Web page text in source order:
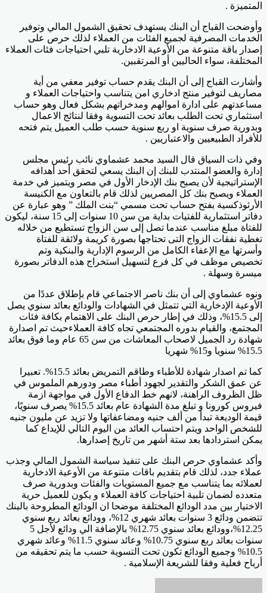
المتميزة .
وأوضحت القباج أن البنك يستهدف تحقيق الشمول المالي وتوفير
الخدمات المصرفية لجميع الفئات من العملاء لذلك حرص على
إصدار باقة متنوعة من الأوعية الادخارية تلبي احتياجات فئات العملاء
المختلفة، سواء الحاليين أو المرتقبين.
وأشارت القباج إلى أن البنك يقدم حساب توفير معفي من أية
مصاريف لتوفير منتج ادخاري امن يتناسب واحتياجات العملاء و
مساعدتهم على ادارة اموالهم ومدخراتهم بشكل فعال وهو حساب
استثماري تحت الطلب بعائد تحت التسوية وفقا لنتائج الاعمال
وبدورية صرف سنوية او ربع سنوية حسب طلب العميل يتم فتحه
للأفراد الطبيعيين والاعتباريين .
وفي ذات السياق قال السيد محمد عشماوي نائب رئيس مجلس
إدارة والعضو المنتدب للبنك إن البنك يسعي لتحقق أحد أهدافه
الإستراتيجية لأن يصبح بنك الإدخار الأول في مصر ويتميز في خدمة
العملاء ويصبح بنك كل المصريين لذلك قام بالتعاون مع الكنيسة
الأرثوذكسية بفتح حساب تحت مسمي “بنت الملك ” وهو عبارة عن
دفاتر استثمارية للفتيات بداية من سن 10 سنوات إلى 15 سنة، ليكون
للفتاة مبلغ مناسب عندما تصل إلى سن الزواج تستطيع من خلاله
تغطية نفقات الزواج التى تحتاجها بصورة كريمة ولائقة للفتاة
وأسرتها مع الإعفاء الكامل من الرسوم الإدارية والبنكية وتم
تخصيص موظف في كل فرع لتسهيل استخراج هذه الدفاتر بصورة
ميسرة وسهلة .
ونوه عشماوي إلى أن بنك ناصر الاجتماعي قام بإطلاق عددًا من
الأوعية الإدخارية التي تتمثل في الشهادات والودائع بعائد سنوي يصل
إلى 15.5%، وذلك في إطار حرص البنك على الاهتمام بكافة فئات
المجتمع، والقيام بدوره المجتمعي تجاه كافة العملاءحيث تم اصدارة
شهادة رد الجميل لاصحاب المعاشات من سن 65 عام وما فوق بعائد
15.5% سنويا و15% شهريا
كما تم اصدار شهادة للأطباء وطاقم التمريض بعائد 15.5%. تعبيرا
عن عمق الشكر والتقدير لجهود أطباء مصر ودورهم الملموس في
ظل الظروف الراهنة، لانهم خط الدفاع الأول في مواجهة ازمة
فيروس كورونا و تبلغ مدة الشهادة عام بعائد 15.5% يصرف سنويًا،
قيمة الوديعة تبدأ من ألف جنيه ومضاعفاتها ولا تزيد عن مليون جنيه
للشخص الواحد ويتم احتساب العائد من اليوم التالي للإيداع كما
يمكن استردادها بعد ستة أشهر من تاريخ إصدارها.
وأكد عشماوي حرص البنك على تنفيذ سياسة الشمول المالي وجذب
عملاء جدد، لذلك قام بتقديم باقات متنوعة من الأوعية الادخارية
لعملائه بما يتناسب مع جميع المستويات والفئات وبدورية صرف
متعدده لضمان تلبية احتياجات كافة العملاء و يكون للعميل حرية
الاختيار بين مدد الودائع المختلفة موضحا ان الودائع المطروحة بالبنك
تتضمن ودائع 3 سنوات بعائد شهري 12%، وودائع بعائد ربع سنوي
12.25%،وودائع بعائد سنوي 12.75% بالإضافة الي ودائع لأجل 5
سنوات بعائد ربع سنوي 10.75% وعائد سنوي 11.5% وعائد شهري
10.5% وجميع الودائع تكون تحت التسوية حسب ما يتم تحقيقه من
أرباح فعلية وفقا للشريعة الإسلامية .